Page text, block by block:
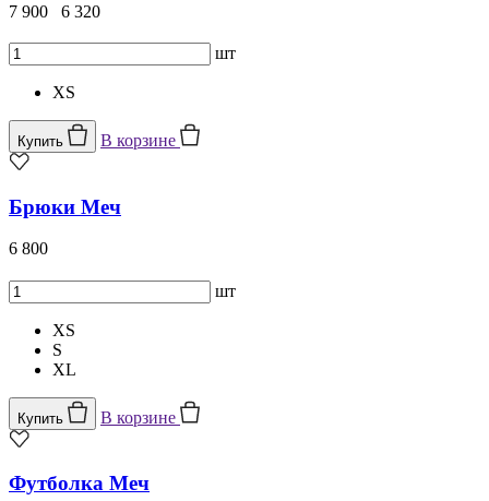
7 900 6 320
шт
XS
Купить В корзине
Брюки Меч
6 800
шт
XS
S
XL
Купить В корзине
Футболка Меч